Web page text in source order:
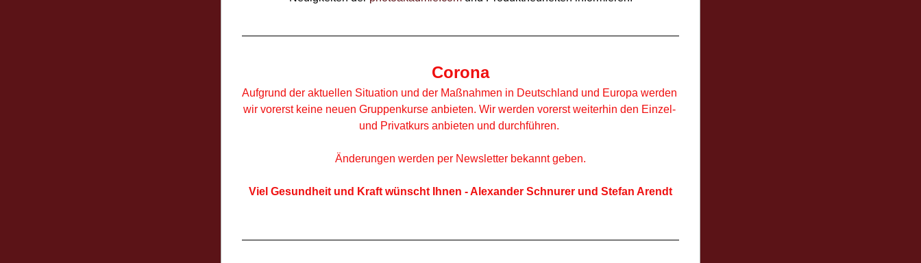
Corona
Aufgrund der aktuellen Situation und der Maßnahmen in Deutschland und Europa werden
wir vorerst keine neuen Gruppenkurse anbieten. Wir werden vorerst weiterhin den Einzel-
und Privatkurs anbieten und durchführen.
Änderungen werden per Newsletter bekannt geben.
Viel Gesundheit und Kraft wünscht Ihnen - Alexander Schnurer und Stefan Arendt